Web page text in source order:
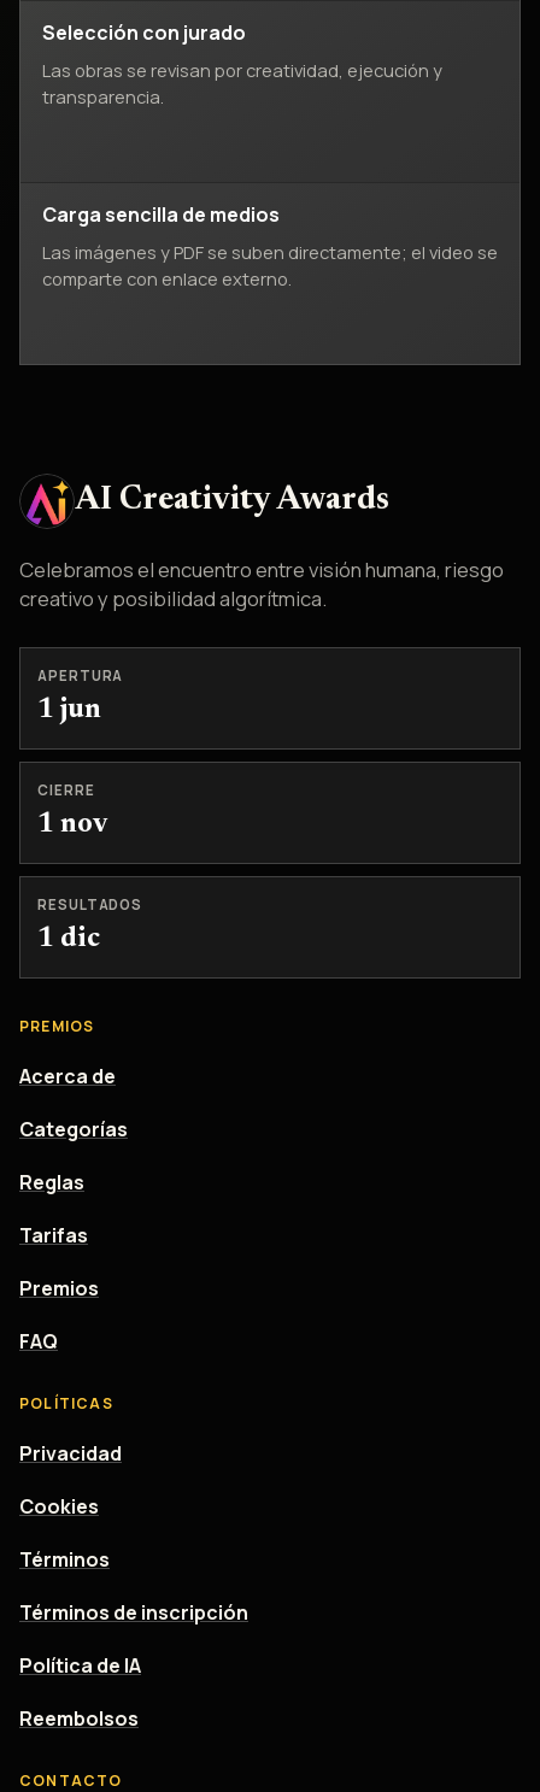
Selección con jurado
Las obras se revisan por creatividad, ejecución y
transparencia.
Carga sencilla de medios
Las imágenes y PDF se suben directamente; el video se
comparte con enlace externo.
AI Creativity Awards
Celebramos el encuentro entre visión humana, riesgo
creativo y posibilidad algorítmica.
APERTURA
1 jun
CIERRE
1 nov
RESULTADOS
1 dic
PREMIOS
Acerca de
Categorías
Reglas
Tarifas
Premios
FAQ
POLÍTICAS
Privacidad
Cookies
Términos
Términos de inscripción
Política de IA
Reembolsos
CONTACTO